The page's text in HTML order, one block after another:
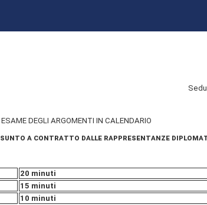
DEGLI ARGOMENTI IN CALENDARIO
a contratto dalle rappresentanze
20 minuti
15 minuti
10 minuti